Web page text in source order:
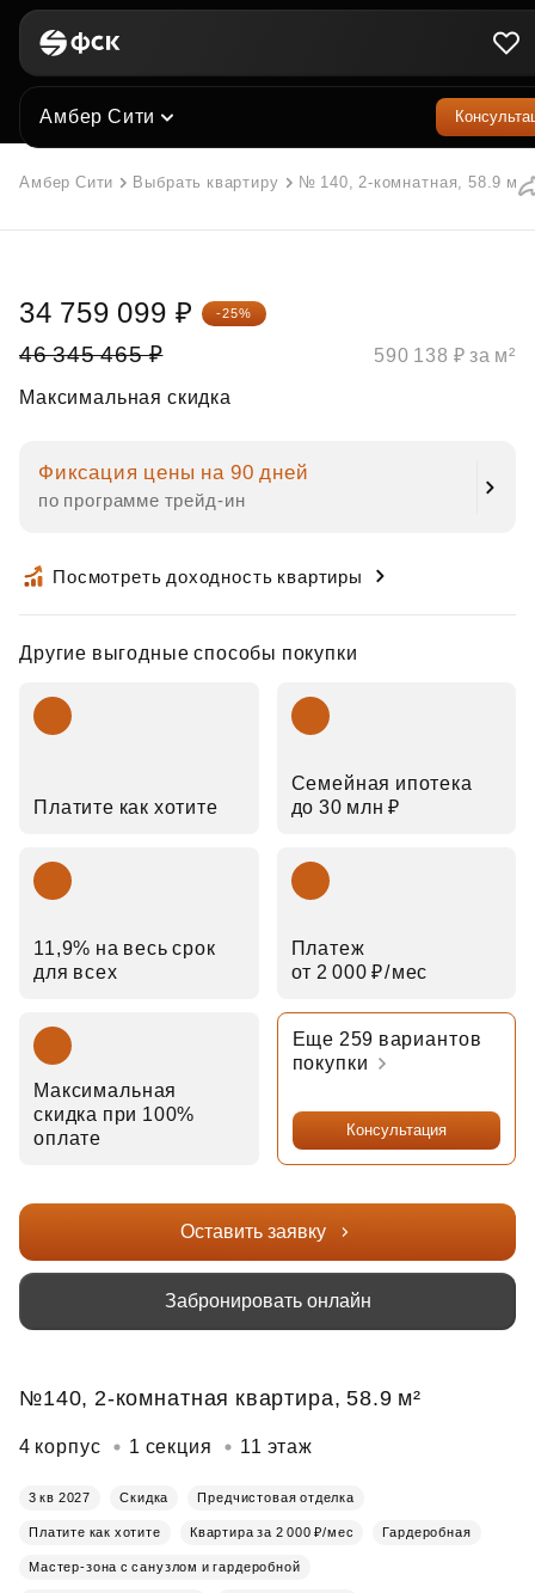
Амбер Сити
Амбер Сити Выбрать квартиру № 140, 2-комнатная, 58.9 м²
46 345 465 ₽
34 759 099 ₽ -25%
Максимальная скидка
Фиксация цены на 90 дней
по программе трейд‑ин
Посмотреть доходность квартиры
Другие выгодные способы покупки
Платите как хотите
Семейная ипотека
до 30 млн ₽
11,9% на весь срок
для всех
Платеж
от 2 000 ₽⁠/⁠мес
Максимальная
скидка при 100%
оплате
Еще 259 вариантов
покупки
Консультация
590 138 ₽ за м²
Оставить заявку
Забронировать онлайн
№140, 2-комнатная квартира, 58.9 м²
4 корпус 1 секция 11 этаж
3 кв 2027 Скидка Предчистовая отделка
Платите как хотите Квартира за 2 000 ₽/мес Гардеробная
Мастер-зона с санузлом и гардеробной